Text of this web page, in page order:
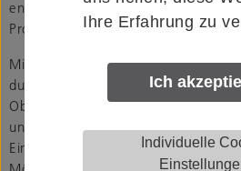
Ihre Erfahrung zu
Ich
Individuelle
entwickeln und fertigen wir
Produktsysteme:
Mit der Marke
HELM
durchdachte Lösungen für den
Objektbau. Dazu gehören
und Glas, schwere Schiebetore,
Einfahrtstore, Vorhänge in Industrie,